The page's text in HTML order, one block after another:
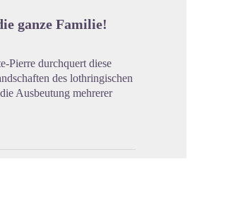
ganze Familie!
Pierre durchquert diese
des lothringischen
Ausbeutung mehrerer